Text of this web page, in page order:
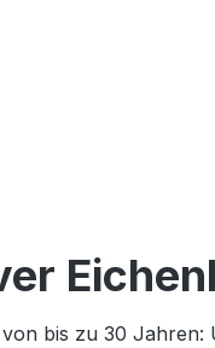
bis zu 30